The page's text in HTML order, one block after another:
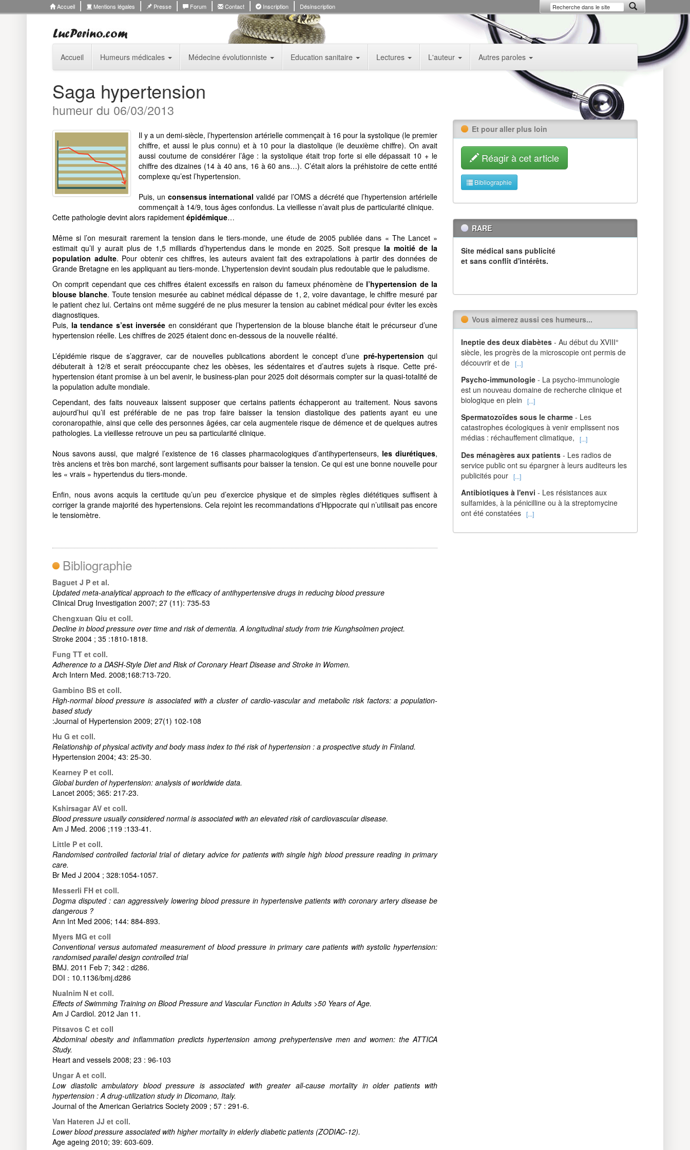
Accueil Mentions légales Presse Forum Contact Inscription Désinscription
Accueil Humeurs médicales Médecine évolutionniste Education sanitaire Lectures L'auteur Autres paroles
Saga hypertension
humeur du 06/03/2013
Il y a un demi-siècle, l’hypertension artérielle commençait à 16 pour la systolique (le premier
chiffre, et aussi le plus connu) et à 10 pour la diastolique (le deuxième chiffre). On avait
aussi coutume de considérer l’âge : la systolique était trop forte si elle dépassait 10 + le
chiffre des dizaines (14 à 40 ans, 16 à 60 ans…). C’était alors la préhistoire de cette entité
complexe qu’est l’hypertension.
Puis, un consensus internationalvalidé par l’OMS a décrété que l’hypertension artérielle
commençait à 14/9, tous âges confondus. La vieillesse n’avait plus de particularité clinique.
Cette pathologie devint alors rapidement épidémique…
Même si l’on mesurait rarement la tension dans le tiers-monde, une étude de 2005 publiée dans « The Lancet »
estimait qu’il y aurait plus de 1,5 milliards d’hypertendus dans le monde en 2025. Soit presque la moitié de la
population adulte. Pour obtenir ces chiffres, les auteurs avaient fait des extrapolations à partir des données de
Grande Bretagne en les appliquant au tiers-monde. L’hypertension devint soudain plus redoutable que le paludisme.
On comprit cependant que ces chiffres étaient excessifs en raison du fameux phénomène de l’hypertension de la
blouse blanche. Toute tension mesurée au cabinet médical dépasse de 1, 2, voire davantage, le chiffre mesuré par
le patient chez lui. Certains ont même suggéré de ne plus mesurer la tension au cabinet médical pour éviter les excès
diagnostiques.
Puis, la tendance s’est inversée en considérant que l’hypertension de la blouse blanche était le précurseur d’une
hypertension réelle. Les chiffres de 2025 étaient donc en-dessous de la nouvelle réalité.
L’épidémie risque de s’aggraver, car de nouvelles publications abordent le concept d’une pré-hypertension qui
débuterait à 12/8 et serait préoccupante chez les obèses, les sédentaires et d’autres sujets à risque. Cette pré-
hypertension étant promise à un bel avenir, le business-plan pour 2025 doit désormais compter sur la quasi-totalité de
la population adulte mondiale.
Cependant, des faits nouveaux laissent supposer que certains patients échapperont au traitement. Nous savons
aujourd’hui qu’il est préférable de ne pas trop faire baisser la tension diastolique des patients ayant eu une
coronaropathie, ainsi que celle des personnes âgées, car cela augmentele risque de démence et de quelques autres
pathologies. La vieillesse retrouve un peu sa particularité clinique.
Nous savons aussi, que malgré l’existence de 16 classes pharmacologiques d’antihypertenseurs, les diurétiques,
très anciens et très bon marché, sont largement suffisants pour baisser la tension. Ce qui est une bonne nouvelle pour
les « vrais » hypertendus du tiers-monde.
Enfin, nous avons acquis la certitude qu’un peu d’exercice physique et de simples règles diététiques suffisent à
corriger la grande majorité des hypertensions. Cela rejoint les recommandations d’Hippocrate qui n’utilisait pas encore
le tensiomètre.
Bibliographie
Baguet J P et al.
Updated meta-analytical approach to the efficacy of antihypertensive drugs in reducing blood pressure
Clinical Drug Investigation 2007; 27 (11): 735-53
Chengxuan Qiu et coll.
Decline in blood pressure over time and risk of dementia. A longitudinal study from trie Kunghsolmen project.
Stroke 2004 ; 35 :1810-1818.
Fung TT et coll.
Adherence to a DASH-Style Diet and Risk of Coronary Heart Disease and Stroke in Women.
Arch Intern Med. 2008;168:713-720.
Gambino BS et coll.
High-normal blood pressure is associated with a cluster of cardio-vascular and metabolic risk factors: a population-
based study
:Journal of Hypertension 2009; 27(1) 102-108
Hu G et coll.
Relationship of physical activity and body mass index to thé risk of hypertension : a prospective study in Finland.
Hypertension 2004; 43: 25-30.
Kearney P et coll.
Global burden of hypertension: analysis of worldwide data.
Lancet 2005; 365: 217-23.
Kshirsagar AV et coll.
Blood pressure usually considered normal is associated with an elevated risk of cardiovascular disease.
Am J Med. 2006 ;119 :133-41.
Little P et coll.
Randomised controlled factorial trial of dietary advice for patients with single high blood pressure reading in primary
care.
Br Med J 2004 ; 328:1054-1057.
Messerli FH et coll.
Dogma disputed : can aggressively lowering blood pressure in hypertensive patients with coronary artery disease be
dangerous ?
Ann Int Med 2006; 144: 884-893.
Myers MG et coll
Conventional versus automated measurement of blood pressure in primary care patients with systolic hypertension:
randomised parallel design controlled trial
BMJ. 2011 Feb 7; 342 : d286.
DOI : 10.1136/bmj.d286
Nualnim N et coll.
Effects of Swimming Training on Blood Pressure and Vascular Function in Adults >50 Years of Age.
Am J Cardiol. 2012 Jan 11.
Pitsavos C et coll
Abdominal obesity and inflammation predicts hypertension among prehypertensive men and women: the ATTICA
Study.
Heart and vessels 2008; 23 : 96-103
Ungar A et coll.
Low diastolic ambulatory blood pressure is associated with greater all-cause mortality in older patients with
hypertension : A drug-utilization study in Dicomano, Italy.
Journal of the American Geriatrics Society 2009 ; 57 : 291-6.
Van Hateren JJ et coll.
Lower blood pressure associated with higher mortality in elderly diabetic patients (ZODIAC-12).
Age ageing 2010; 39: 603-609.
Et pour aller plus loin
Réagir à cet article
Bibliographie
RARE
Site médical sans publicité
et sans conflit d'intérêts.
Vous aimerez aussi ces humeurs...
Ineptie des deux diabètes - Au début du XVIII°
siècle, les progrès de la microscopie ont permis de
découvrir et de [...]
Psycho-immunologie - La psycho-immunologie
est un nouveau domaine de recherche clinique et
biologique en plein
[...]
Spermatozoïdes sous le charme - Les
catastrophes écologiques à venir emplissent nos
médias : réchauffement climatique,
[...]
Des ménagères aux patients - Les radios de
service public ont su épargner à leurs auditeurs les
publicités pour [...]
Antibiotiques à l'envi - Les résistances aux
sulfamides, à la pénicilline ou à la streptomycine
ont été constatées [...]